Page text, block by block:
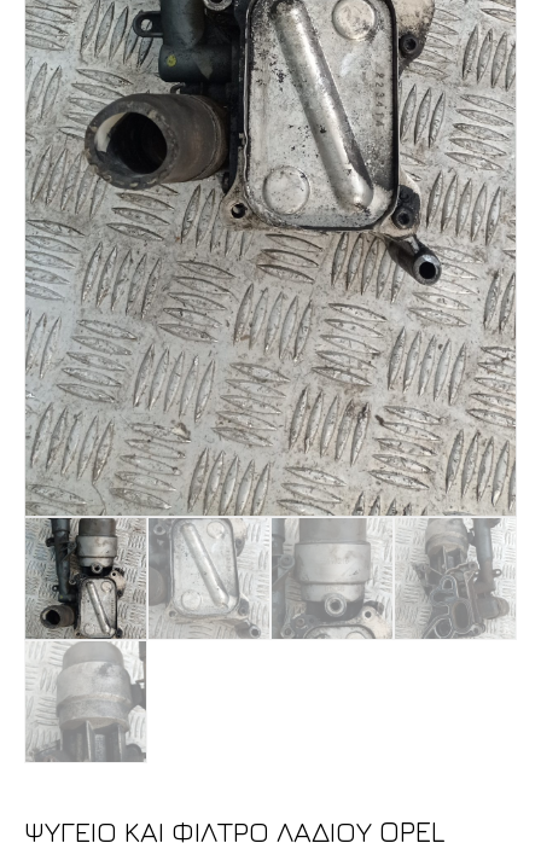
ΨΥΓΕΙΟ ΚΑΙ ΦΙΛΤΡΟ ΛΑΔΙΟΥ OPEL